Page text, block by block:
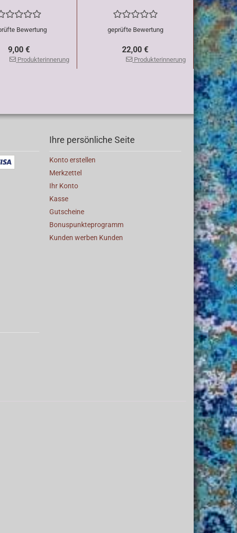
Bewertung
9,00 €
Produkterinnerung
geprüfte Bewertung
22,00 €
Produkterinnerung
Ihre persönliche Seite
Konto erstellen
Merkzettel
Ihr Konto
Kasse
Gutscheine
Bonuspunkteprogramm
Kunden werben Kunden